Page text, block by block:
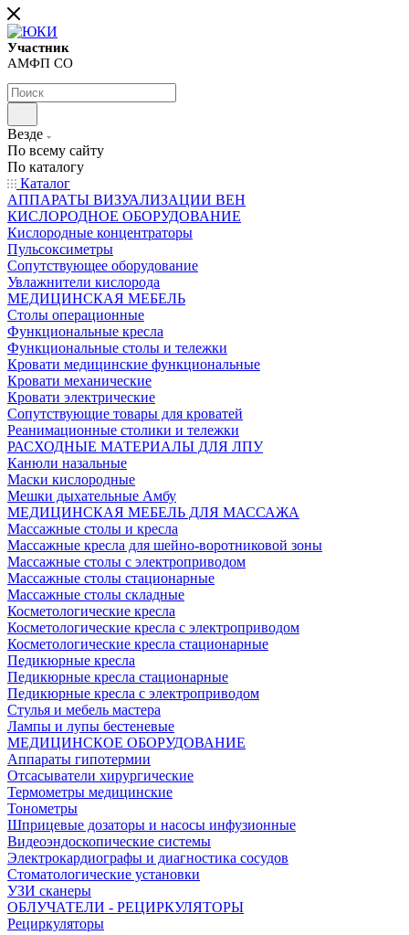
Участник
АМФП СО
Везде
По всему сайту
По каталогу
Каталог
АППАРАТЫ ВИЗУАЛИЗАЦИИ ВЕН
КИСЛОРОДНОЕ ОБОРУДОВАНИЕ
Кислородные концентраторы
Пульсоксиметры
Сопутствующее оборудование
Увлажнители кислорода
МЕДИЦИНСКАЯ МЕБЕЛЬ
Столы операционные
Функциональные кресла
Функциональные столы и тележки
Кровати медицинские функциональные
Кровати механические
Кровати электрические
Сопутствующие товары для кроватей
Реанимационные столики и тележки
РАСХОДНЫЕ МАТЕРИАЛЫ ДЛЯ ЛПУ
Канюли назальные
Маски кислородные
Мешки дыхательные Амбу
МЕДИЦИНСКАЯ МЕБЕЛЬ ДЛЯ МАССАЖА
Массажные столы и кресла
Массажные кресла для шейно-воротниковой зоны
Массажные столы с электроприводом
Массажные столы стационарные
Массажные столы складные
Косметологические кресла
Косметологические кресла с электроприводом
Косметологические кресла стационарные
Педикюрные кресла
Педикюрные кресла стационарные
Педикюрные кресла с электроприводом
Стулья и мебель мастера
Лампы и лупы бестеневые
МЕДИЦИНСКОЕ ОБОРУДОВАНИЕ
Аппараты гипотермии
Отсасыватели хирургические
Термометры медицинские
Тонометры
Шприцевые дозаторы и насосы инфузионные
Видеоэндоскопические системы
Электрокардиографы и диагностика сосудов
Стоматологические установки
УЗИ сканеры
ОБЛУЧАТЕЛИ - РЕЦИРКУЛЯТОРЫ
Рециркуляторы